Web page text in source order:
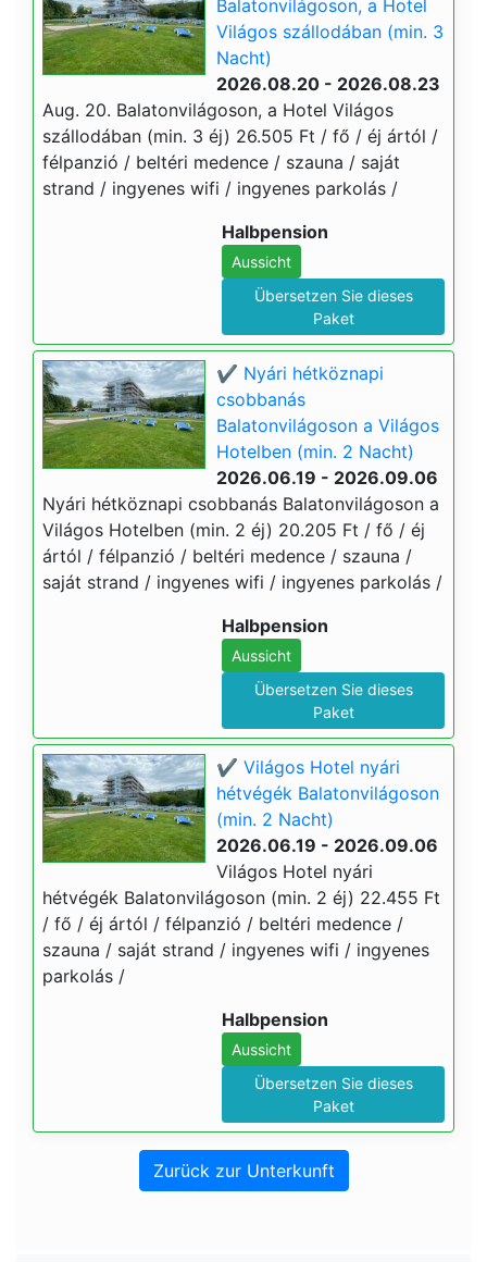
Balatonvilágoson, a Hotel
Világos szállodában (min. 3
Nacht)
2026.08.20 - 2026.08.23
Aug. 20. Balatonvilágoson, a Hotel Világos
szállodában (min. 3 éj) 26.505 Ft / fő / éj ártól /
félpanzió / beltéri medence / szauna / saját
strand / ingyenes wifi / ingyenes parkolás /
Halbpension
Aussicht
Übersetzen Sie dieses
Paket
✔️ Nyári hétköznapi
csobbanás
Balatonvilágoson a Világos
Hotelben (min. 2 Nacht)
2026.06.19 - 2026.09.06
Nyári hétköznapi csobbanás Balatonvilágoson a
Világos Hotelben (min. 2 éj) 20.205 Ft / fő / éj
ártól / félpanzió / beltéri medence / szauna /
saját strand / ingyenes wifi / ingyenes parkolás /
Halbpension
Aussicht
Übersetzen Sie dieses
Paket
✔️ Világos Hotel nyári
hétvégék Balatonvilágoson
(min. 2 Nacht)
2026.06.19 - 2026.09.06
Világos Hotel nyári
hétvégék Balatonvilágoson (min. 2 éj) 22.455 Ft
/ fő / éj ártól / félpanzió / beltéri medence /
szauna / saját strand / ingyenes wifi / ingyenes
parkolás /
Halbpension
Aussicht
Übersetzen Sie dieses
Paket
Zurück zur Unterkunft